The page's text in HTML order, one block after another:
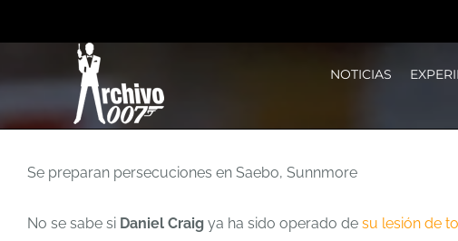
al
contenido
NOTICIAS
Se preparan persecuciones en Saebo, Sunnmore
No se sabe si Daniel Craig ya ha sido operado de su lesión de